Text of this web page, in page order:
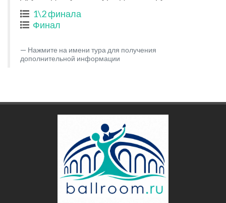
1\2 финала
Финал
Нажмите на имени тура для получения
дополнительной информации